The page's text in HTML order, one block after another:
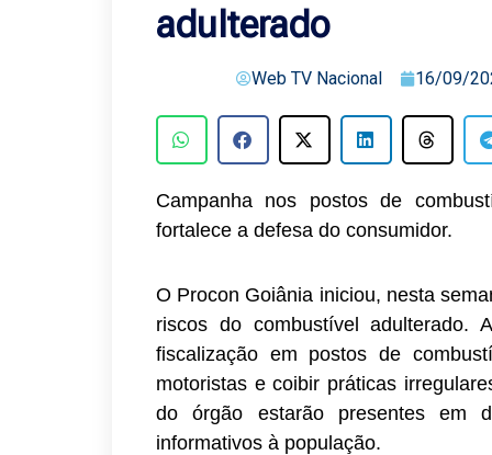
adulterado
Web TV Nacional 16/09/
Campanha nos postos de
fortalece a defesa do consumidor.
O Procon Goiânia iniciou, nesta
riscos do combustível adulterado.
fiscalização em postos de
motoristas e coibir práticas
do órgão estarão presentes em
informativos à população.